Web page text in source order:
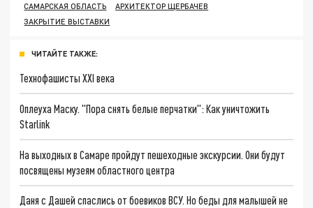
САМАРСКАЯ ОБЛАСТЬ
АРХИТЕКТОР ЩЕРБАЧЕВ
ЗАКРЫТИЕ ВЫСТАВКИ
ЧИТАЙТЕ ТАКЖЕ:
Технофашисты XXI века
Оплеуха Маску. "Пора снять белые перчатки": Как уничтожить
Starlink
На выходных в Самаре пройдут пешеходные экскурсии. Они будут
посвящены музеям областного центра
Даня с Дашей спаслись от боевиков ВСУ. Но беды для малышей не